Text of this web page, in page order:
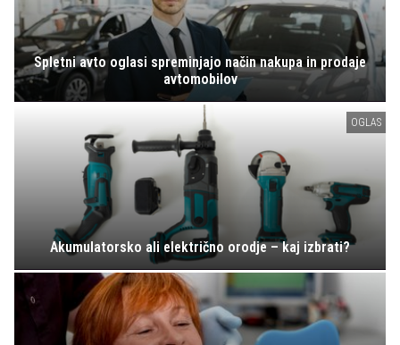
Spletni avto oglasi spreminjajo način nakupa in prodaje
avtomobilov
OGLAS
Akumulatorsko ali električno orodje – kaj izbrati?